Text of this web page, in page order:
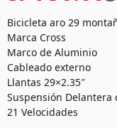
Bicicleta aro 29
Marca Cross
Marco de Aluminio
Cableado externo
Llantas 29×2.35″
Suspensión Delantera
21 Velocidades